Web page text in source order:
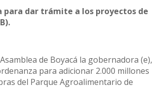
para dar trámite a los proyectos de
de Boyacá la gobernadora (e),
para adicionar 2.000 millones
del Parque Agroalimentario de